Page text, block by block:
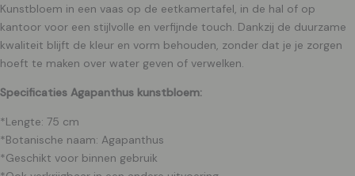
Kunstbloem in een vaas op de eetkamertafel, in de hal of op
kantoor voor een stijlvolle en verfijnde touch. Dankzij de duurzame
kwaliteit blijft de kleur en vorm behouden, zonder dat je je zorgen
hoeft te maken over water geven of verwelken.
Specificaties Agapanthus kunstbloem:
*Lengte: 75 cm
*Botanische naam: Agapanthus
*Geschikt voor binnen gebruik